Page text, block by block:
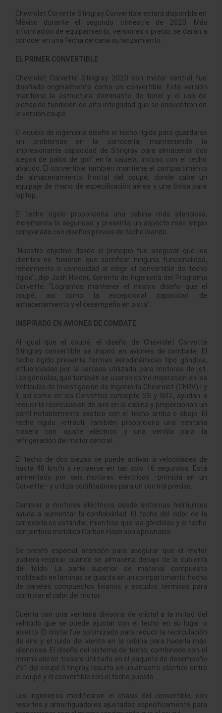
Chevrolet Corvette Stingray Convertible estará disponible en
México durante el segundo trimestre de 2020. Más
información de equipamiento, versiones y precio, se darán a
conocer en una fecha cercana su lanzamiento.
EL PRIMER CONVERTIBLE
Chevrolet Corvette Stingray 2020 con motor central fue
diseñado originalmente como un convertible. Esta versión
mantiene la estructura dominante de túnel y el uso de
piezas de fundición de alta integridad que se encuentran en
la versión coupé.
El equipo de ingeniería diseñó el techo rígido para guardarse
sin problemas en la carrocería, manteniendo la
impresionante capacidad de Stingray para almacenar dos
juegos de palos de golf en la cajuela, incluso con el techo
abatido. El convertible también mantiene el compartimento
de almacenamiento frontal del coupé, donde cabe un
equipaje de mano de especificación aérea y una bolsa para
laptop.
El techo rígido proporciona una cabina más silenciosa,
incrementa la seguridad y presenta un aspecto más limpio
comparado con diseños previos de techo blando.
“Nuestro objetivo desde el principio fue asegurar que los
clientes no tuvieran que sacrificar ninguna funcionalidad,
rendimiento o comodidad al elegir el convertible de techo
rígido”, dijo Josh Holder, Gerente de Ingeniería del Programa
Corvette. “Logramos mantener el mismo diseño que el
coupé, así como la excepcional capacidad de
almacenamiento y el desempeño en pista”.
INSPIRADO EN AVIONES DE COMBATE
Al igual que el coupé, el diseño de Chevrolet Corvette
Stingray convertible se inspiró en aviones de combate. El
techo rígido presenta formas aerodinámicas tipo góndola,
influenciadas por la carcasa utilizada para motores de jet.
Las góndolas, que también se usaron como inspiración en los
Vehículos de Investigación de Ingeniería Chevrolet (CERV) I y
II, así como en los Corvettes concepto SS y SR2, ayudan a
reducir la recirculación de aire en la cabina y proporcionan un
perfil notablemente exótico con el techo arriba o abajo. El
techo rígido retráctil también proporciona una ventana
trasera con ajuste eléctrico y una ventila para la
refrigeración del motor central.
El techo de dos piezas se puede activar a velocidades de
hasta 48 km/h y retraerse en tan solo 16 segundos. Está
alimentado por seis motores eléctricos –primicia en un
Corvette– y utiliza codificadores para un control preciso.
Cambiar a motores eléctricos desde sistemas hidráulicos
ayuda a aumentar la confiabilidad. El techo del color de la
carrocería es estándar, mientras que las góndolas y el techo
con pintura metálica Carbon Flash son opcionales.
Se prestó especial atención para asegurar que el motor
pudiera respirar cuando se almacena debajo de la cubierta
del toldo. La parte superior de material compuesto
moldeado en láminas se guarda en un compartimento hecho
de paneles compuestos livianos y escudos térmicos para
controlar el calor del motor.
Cuenta con una ventana divisoria de cristal a la mitad del
vehículo que se puede ajustar con el techo en su lugar o
abierto. El cristal fue optimizado para reducir la recirculación
de aire y el ruido del viento en la cabina para hacerla más
silenciosa. El diseño del sistema de techo, combinado con el
mismo alerón trasero utilizado en el paquete de desempeño
Z51 del coupé Stingray, resulta en un arrastre idéntico entre
el coupé y el convertible con el techo puesto.
Los ingenieros modificaron el chasis del convertible, con
resortes y amortiguadores ajustados específicamente para